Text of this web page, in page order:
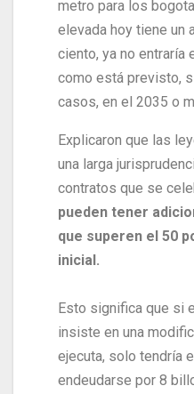
metro para los
elevada hoy tiene un
ciento, ya no entraría
como está previsto,
casos, en el 2035 o
Explicaron que las
una larga
contratos que se
pueden tener
que superen el 50
inicial.
Esto significa que si
insiste en una
ejecuta, solo tendría
endeudarse por 8